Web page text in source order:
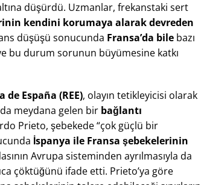
düşürdü. Uzmanlar, frekanstaki sert
kendini korumaya alarak devreden
düşüşü sonucunda Fransa’da bile bazı
bu durum sorunun büyümesine katkı
de España (REE), olayın tetikleyicisi olarak
meydana gelen bir bağlantı
Prieto, şebekede “çok güçlü bir
İspanya ile Fransa şebekelerinin
Avrupa sisteminden ayrılmasıyla da
çöktüğünü ifade etti​. Prieto’ya göre